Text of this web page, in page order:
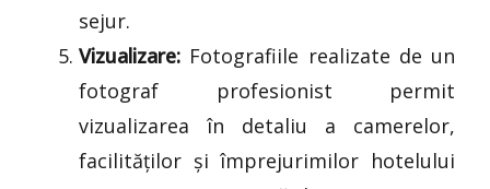
sejur.
Vizualizare: Fotografiile realizate de un
fotograf profesionist permit
vizualizarea în detaliu a camerelor,
facilităților și împrejurimilor hotelului